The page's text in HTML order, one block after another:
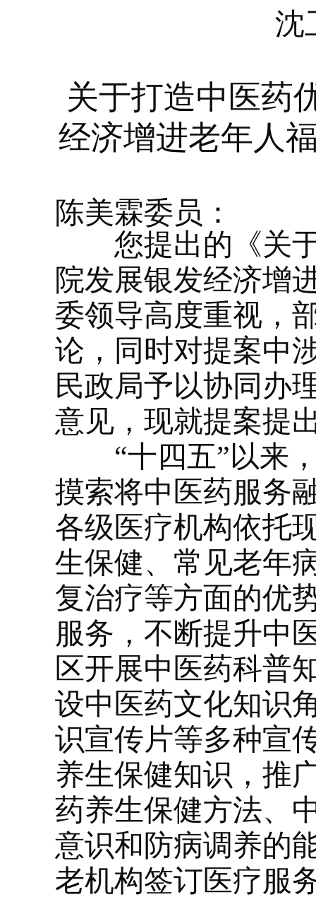
沈
关于打造中医药
经济增进老年人
陈美霖委员：
您提出的《关于
院发展银发经济增
委领导高度重视，
论，同时对提案中
民政局予以协同办
意见，现就提案提
“十四五”以来，
摸索将中医药服务
各级医疗机构依托
生保健、常见老年
复治疗等方面的优
服务，不断提升中
区开展中医药科普
设中医药文化知识
识宣传片等多种宣
养生保健知识，推
药养生保健方法、
意识和防病调养的
老机构签订医疗服